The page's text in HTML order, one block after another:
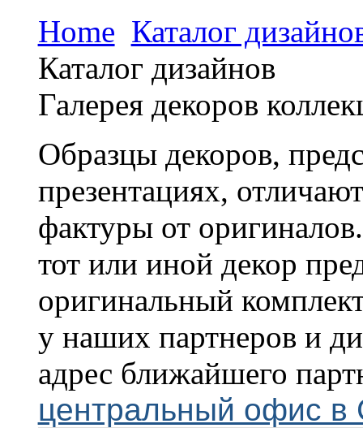
Home Каталог
Каталог дизайнов
Галерея декоров
Образцы декоров,
презентациях,
фактуры от
тот или иной декор
оригинальный
у наших партнеров и
адрес ближайшего
центральный офис в